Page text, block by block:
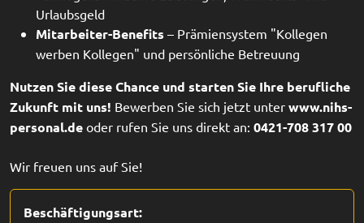
Urlaubsgeld
Mitarbeiter-Benefits – Prämiensystem "Kollegen
werben Kollegen" und persönliche Betreuung
Nutzen Sie diese Chance und starten Sie Ihre berufliche
Zukunft mit uns! Bewerben Sie sich jetzt unter www.nihs-
personal.de oder rufen Sie uns direkt an: 0421-708 317 00
Wir freuen uns auf Sie!
Beschäftigungsart: